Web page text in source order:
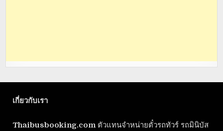
เกี่ยวกับเรา
Thaibusbooking.com ตัวแทนจำหน่ายตั๋วรถทัวร์ รถมินิบัส